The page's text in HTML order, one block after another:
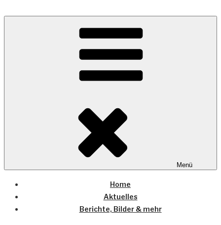
COUNTRYHOME
Wo die (Country-) Musik Zuhause ist
Menü
Home
Aktuelles
Berichte, Bilder & mehr